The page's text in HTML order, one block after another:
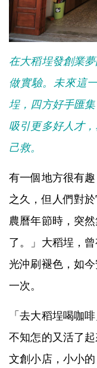
在大稻埕發創業
做實驗。未來這
埕，四方好手匯
吸引更多好人才
己救。
有一個地方很有
之久，但人們對
農曆年節時，突
了。」大稻埕，
光沖刷褪色，如
一次。
「去大稻埕喝咖
不知怎的又活了
文創小店，小小